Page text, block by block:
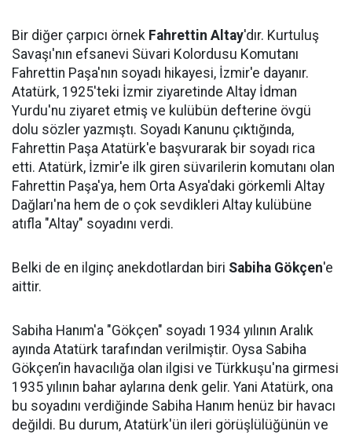
Bir diğer çarpıcı örnek Fahrettin Altay'dır. Kurtuluş
Savaşı'nın efsanevi Süvari Kolordusu Komutanı
Fahrettin Paşa'nın soyadı hikayesi, İzmir'e dayanır.
Atatürk, 1925'teki İzmir ziyaretinde Altay İdman
Yurdu'nu ziyaret etmiş ve kulübün defterine övgü
dolu sözler yazmıştı. Soyadı Kanunu çıktığında,
Fahrettin Paşa Atatürk'e başvurarak bir soyadı rica
etti. Atatürk, İzmir'e ilk giren süvarilerin komutanı olan
Fahrettin Paşa'ya, hem Orta Asya'daki görkemli Altay
Dağları'na hem de o çok sevdikleri Altay kulübüne
atıfla "Altay" soyadını verdi.
Belki de en ilginç anekdotlardan biri Sabiha Gökçen'e
aittir.
Sabiha Hanım'a "Gökçen" soyadı 1934 yılının Aralık
ayında Atatürk tarafından verilmiştir. Oysa Sabiha
Gökçen’in havacılığa olan ilgisi ve Türkkuşu'na girmesi
1935 yılının bahar aylarına denk gelir. Yani Atatürk, ona
bu soyadını verdiğinde Sabiha Hanım henüz bir havacı
değildi. Bu durum, Atatürk'ün ileri görüşlülüğünün ve